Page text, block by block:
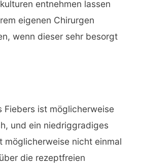
entnehmen lassen
eigenen Chirurgen
wenn dieser sehr besorgt
Fiebers ist möglicherweise
und ein niedriggradiges
möglicherweise nicht einmal
die rezeptfreien